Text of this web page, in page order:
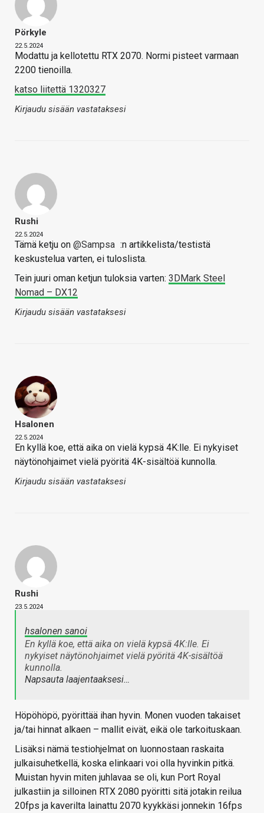
Pörkyle
22.5.2024
Modattu ja kellotettu RTX 2070. Normi pisteet varmaan
2200 tienoilla.
katso liitettä 1320327
Kirjaudu sisään vastataksesi
Rushi
22.5.2024
Tämä ketju on @Sampsa :n artikkelista/testistä
keskustelua varten, ei tuloslista.
Tein juuri oman ketjun tuloksia varten: 3DMark Steel
Nomad – DX12
Kirjaudu sisään vastataksesi
Hsalonen
22.5.2024
En kyllä koe, että aika on vielä kypsä 4K:lle. Ei nykyiset
näytönohjaimet vielä pyöritä 4K-sisältöä kunnolla.
Kirjaudu sisään vastataksesi
Rushi
23.5.2024
hsalonen sanoi
En kyllä koe, että aika on vielä kypsä 4K:lle. Ei
nykyiset näytönohjaimet vielä pyöritä 4K-sisältöä
kunnolla.
Napsauta laajentaaksesi…
Höpöhöpö, pyörittää ihan hyvin. Monen vuoden takaiset
ja/tai hinnat alkaen – mallit eivät, eikä ole tarkoituskaan.
Lisäksi nämä testiohjelmat on luonnostaan raskaita
julkaisuhetkellä, koska elinkaari voi olla hyvinkin pitkä.
Muistan hyvin miten juhlavaa se oli, kun Port Royal
julkastiin ja silloinen RTX 2080 pyöritti sitä jotakin reilua
20fps ja kaverilta lainattu 2070 kyykkäsi jonnekin 16fps